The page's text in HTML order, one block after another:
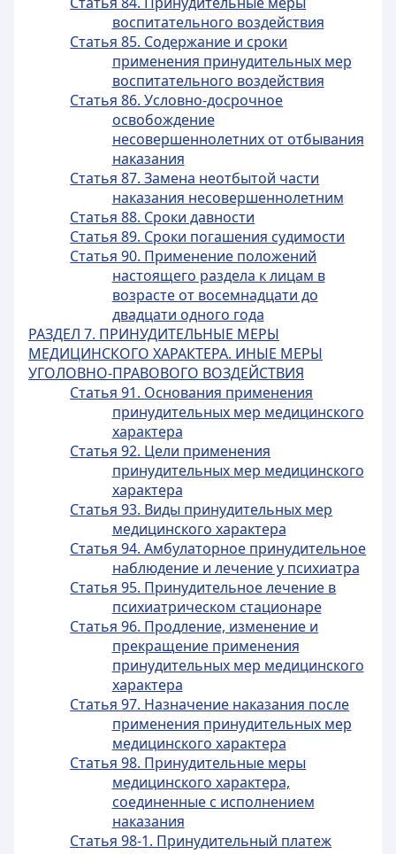
воспитательного воздействия
Статья 85. Содержание и сроки
применения принудительных мер
воспитательного воздействия
Статья 86. Условно-досрочное
освобождение
несовершеннолетних от отбывания
наказания
Статья 87. Замена неотбытой части
наказания несовершеннолетним
Статья 88. Сроки давности
Статья 89. Сроки погашения судимости
Статья 90. Применение положений
настоящего раздела к лицам в
возрасте от восемнадцати до
двадцати одного года
РАЗДЕЛ 7. ПРИНУДИТЕЛЬНЫЕ МЕРЫ
МЕДИЦИНСКОГО ХАРАКТЕРА. ИНЫЕ МЕРЫ
УГОЛОВНО-ПРАВОВОГО ВОЗДЕЙСТВИЯ
Статья 91. Основания применения
принудительных мер медицинского
характера
Статья 92. Цели применения
принудительных мер медицинского
характера
Статья 93. Виды принудительных мер
медицинского характера
Статья 94. Амбулаторное принудительное
наблюдение и лечение у психиатра
Статья 95. Принудительное лечение в
психиатрическом стационаре
Статья 96. Продление, изменение и
прекращение применения
принудительных мер медицинского
характера
Статья 97. Назначение наказания после
применения принудительных мер
медицинского характера
Статья 98. Принудительные меры
медицинского характера,
соединенные с исполнением
наказания
Статья 98-1. Принудительный платеж